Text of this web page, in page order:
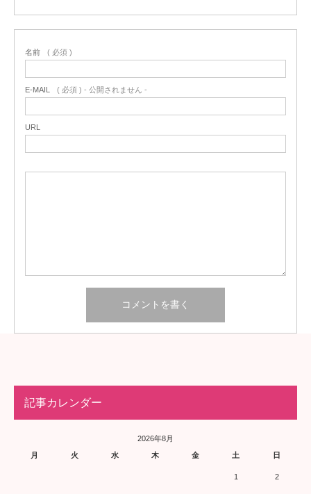
名前 ( 必須 )
E-MAIL ( 必須 ) - 公開されません -
URL
記事カレンダー
2026年8月
月
火 水 木 金 土 日
1 2